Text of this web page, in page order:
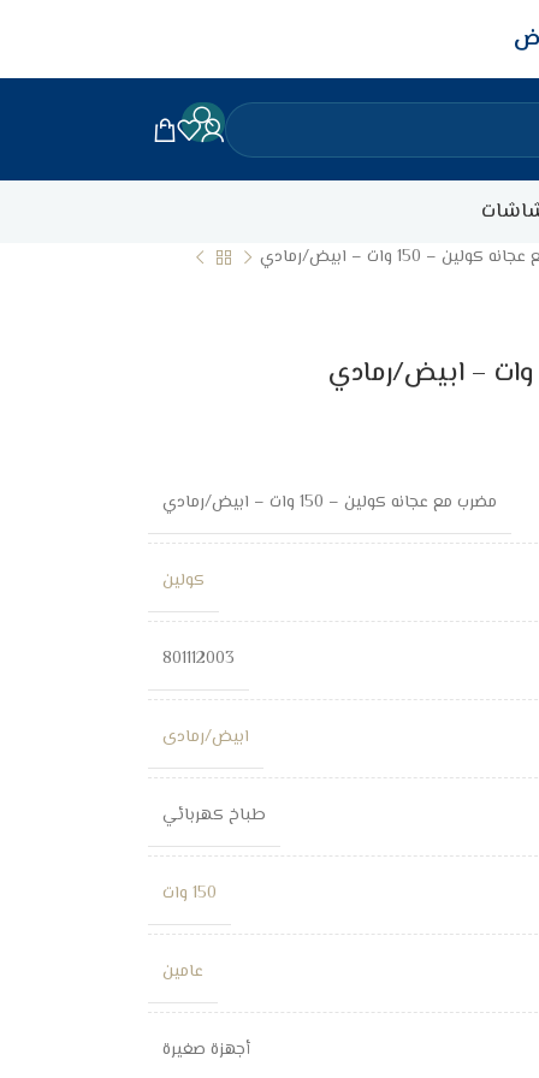
– 150 وات – ابيض/رمادي
مضرب مع عجانه كولين – 150 وات – ابيض/رمادي
كولين
801112003
ابيض/رمادى
طباخ كهربائي
150 وات
عامين
أجهزة صغيرة